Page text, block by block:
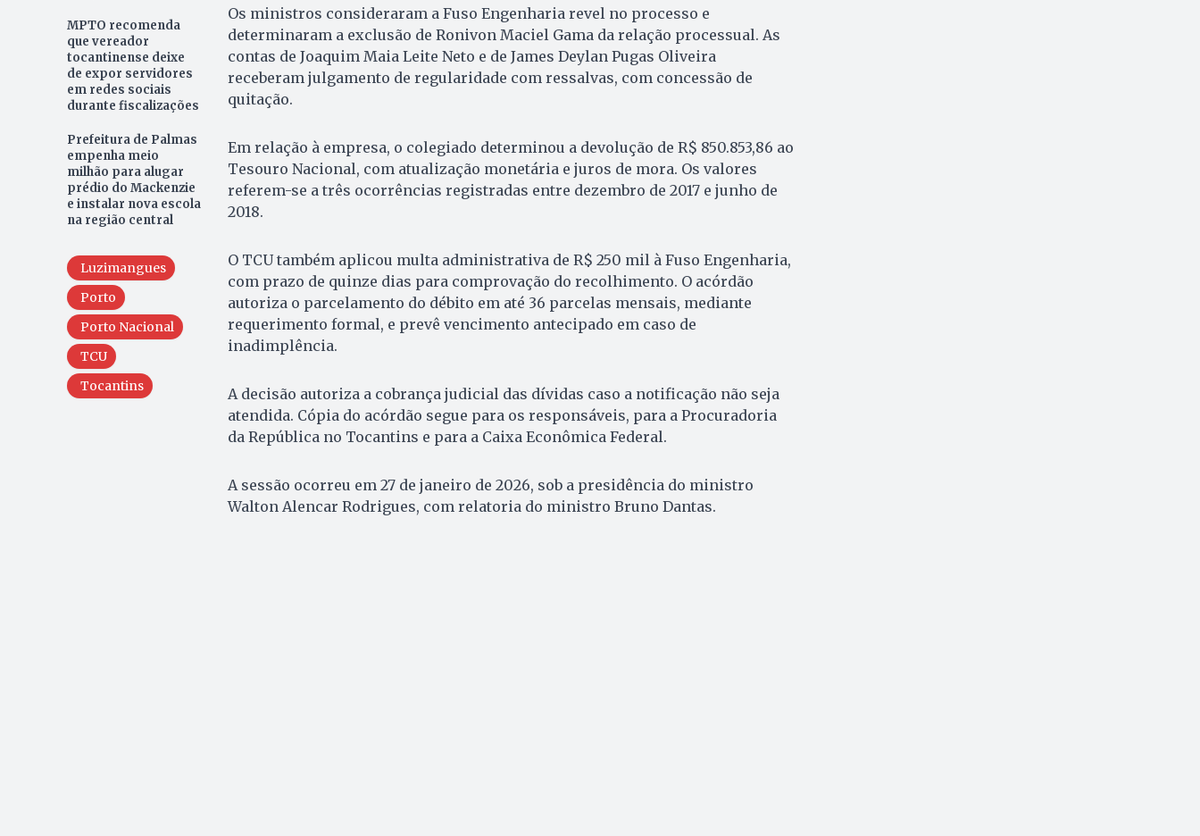
MPTO recomenda
que vereador
tocantinense deixe
de expor servidores
em redes sociais
durante fiscalizações
Prefeitura de Palmas
empenha meio
milhão para alugar
prédio do Mackenzie
e instalar nova escola
na região central
Luzimangues
Porto
Porto Nacional
TCU
Tocantins
Os ministros consideraram a Fuso Engenharia revel no processo e
determinaram a exclusão de Ronivon Maciel Gama da relação processual. As
contas de Joaquim Maia Leite Neto e de James Deylan Pugas Oliveira
receberam julgamento de regularidade com ressalvas, com concessão de
quitação.
Em relação à empresa, o colegiado determinou a devolução de R$ 850.853,86 ao
Tesouro Nacional, com atualização monetária e juros de mora. Os valores
referem-se a três ocorrências registradas entre dezembro de 2017 e junho de
2018.
O TCU também aplicou multa administrativa de R$ 250 mil à Fuso Engenharia,
com prazo de quinze dias para comprovação do recolhimento. O acórdão
autoriza o parcelamento do débito em até 36 parcelas mensais, mediante
requerimento formal, e prevê vencimento antecipado em caso de
inadimplência.
A decisão autoriza a cobrança judicial das dívidas caso a notificação não seja
atendida. Cópia do acórdão segue para os responsáveis, para a Procuradoria
da República no Tocantins e para a Caixa Econômica Federal.
A sessão ocorreu em 27 de janeiro de 2026, sob a presidência do ministro
Walton Alencar Rodrigues, com relatoria do ministro Bruno Dantas.